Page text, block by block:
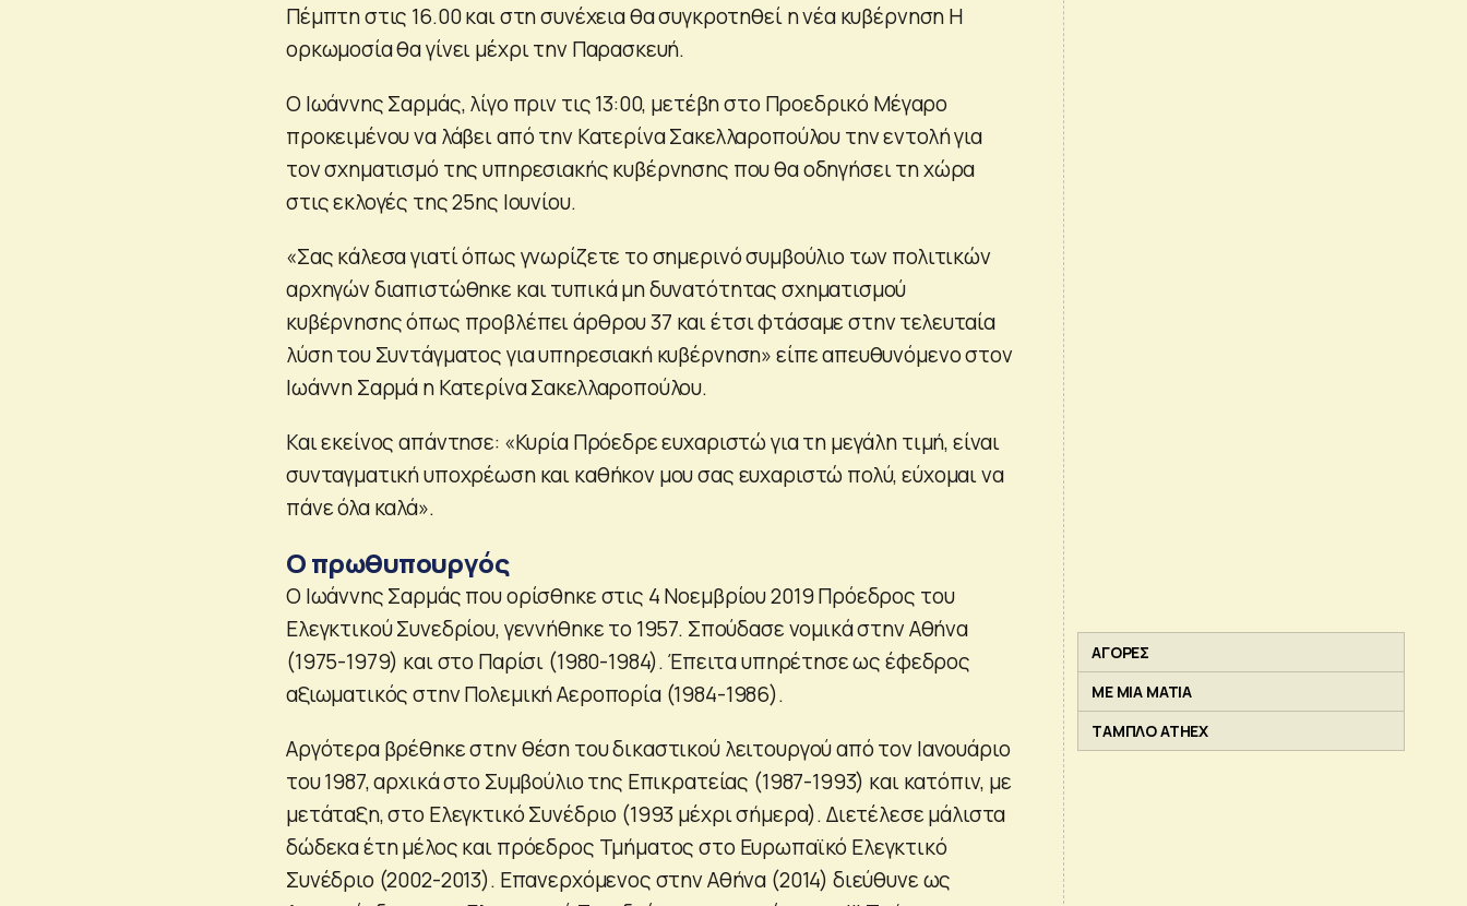
Πέμπτη στις 16.00 και στη συνέχεια θα συγκροτηθεί η νέα κυβέρνηση Η
ορκωμοσία θα γίνει μέχρι την Παρασκευή.
Ο Ιωάννης Σαρμάς, λίγο πριν τις 13:00, μετέβη στο Προεδρικό Μέγαρο
προκειμένου να λάβει από την Κατερίνα Σακελλαροπούλου την εντολή για
τον σχηματισμό της υπηρεσιακής κυβέρνησης που θα οδηγήσει τη χώρα
στις εκλογές της 25ης Ιουνίου.
«Σας κάλεσα γιατί όπως γνωρίζετε το σημερινό συμβούλιο των πολιτικών
αρχηγών διαπιστώθηκε και τυπικά μη δυνατότητας σχηματισμού
κυβέρνησης όπως προβλέπει άρθρου 37 και έτσι φτάσαμε στην τελευταία
λύση του Συντάγματος για υπηρεσιακή κυβέρνηση» είπε απευθυνόμενο στον
Ιωάννη Σαρμά η Κατερίνα Σακελλαροπούλου.
Και εκείνος απάντησε: «Κυρία Πρόεδρε ευχαριστώ για τη μεγάλη τιμή, είναι
συνταγματική υποχρέωση και καθήκον μου σας ευχαριστώ πολύ, εύχομαι να
πάνε όλα καλά».
Ο πρωθυπουργός
Ο Ιωάννης Σαρμάς που ορίσθηκε στις 4 Νοεμβρίου 2019 Πρόεδρος του
Ελεγκτικού Συνεδρίου, γεννήθηκε το 1957. Σπούδασε νομικά στην Αθήνα
(1975-1979) και στο Παρίσι (1980-1984). Έπειτα υπηρέτησε ως έφεδρος
αξιωματικός στην Πολεμική Αεροπορία (1984-1986).
Αργότερα βρέθηκε στην θέση του δικαστικού λειτουργού από τον Ιανουάριο
του 1987, αρχικά στο Συμβούλιο της Επικρατείας (1987-1993) και κατόπιν, με
μετάταξη, στο Ελεγκτικό Συνέδριο (1993 μέχρι σήμερα). Διετέλεσε μάλιστα
δώδεκα έτη μέλος και πρόεδρος Τμήματος στο Ευρωπαϊκό Ελεγκτικό
Συνέδριο (2002-2013). Επανερχόμενος στην Αθήνα (2014) διεύθυνε ως
ΑΓΟΡΕΣ
ΜΕ ΜΙΑ ΜΑΤΙΑ
ΤΑΜΠΛΟ ATHEX